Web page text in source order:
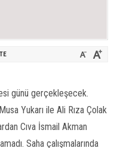
günü gerçekleşecek.
Yukarı ile Ali Rıza Çolak
Cıva İsmail Akman
Saha çalışmalarında